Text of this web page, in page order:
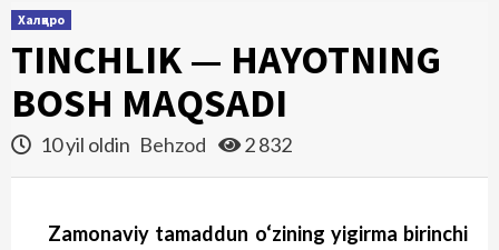
Халқаро
TINCHLIK — HAYOTNING
BOSH MAQSADI
10 yil oldin Behzod 2 832
Zamonaviy tamaddun o‘zining yigirma birinchi